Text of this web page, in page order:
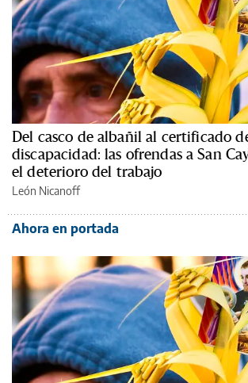
Del casco de albañil al certificado
discapacidad: las ofrendas a San
el deterioro del trabajo
León Nicanoff
Ahora en portada